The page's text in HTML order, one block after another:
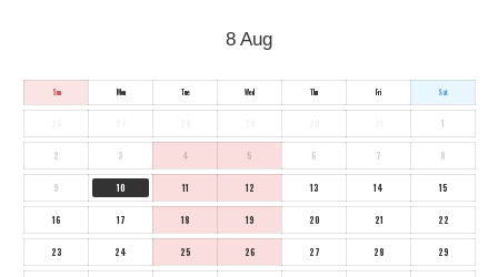
8 Aug
Sun Mon Tue Wed Thu Fri Sat
1
2 3 4 5 6 7 8
9 10 11 12 13 14 15
16 17 18 19 20 21 22
23 24 25 26 27 28 29